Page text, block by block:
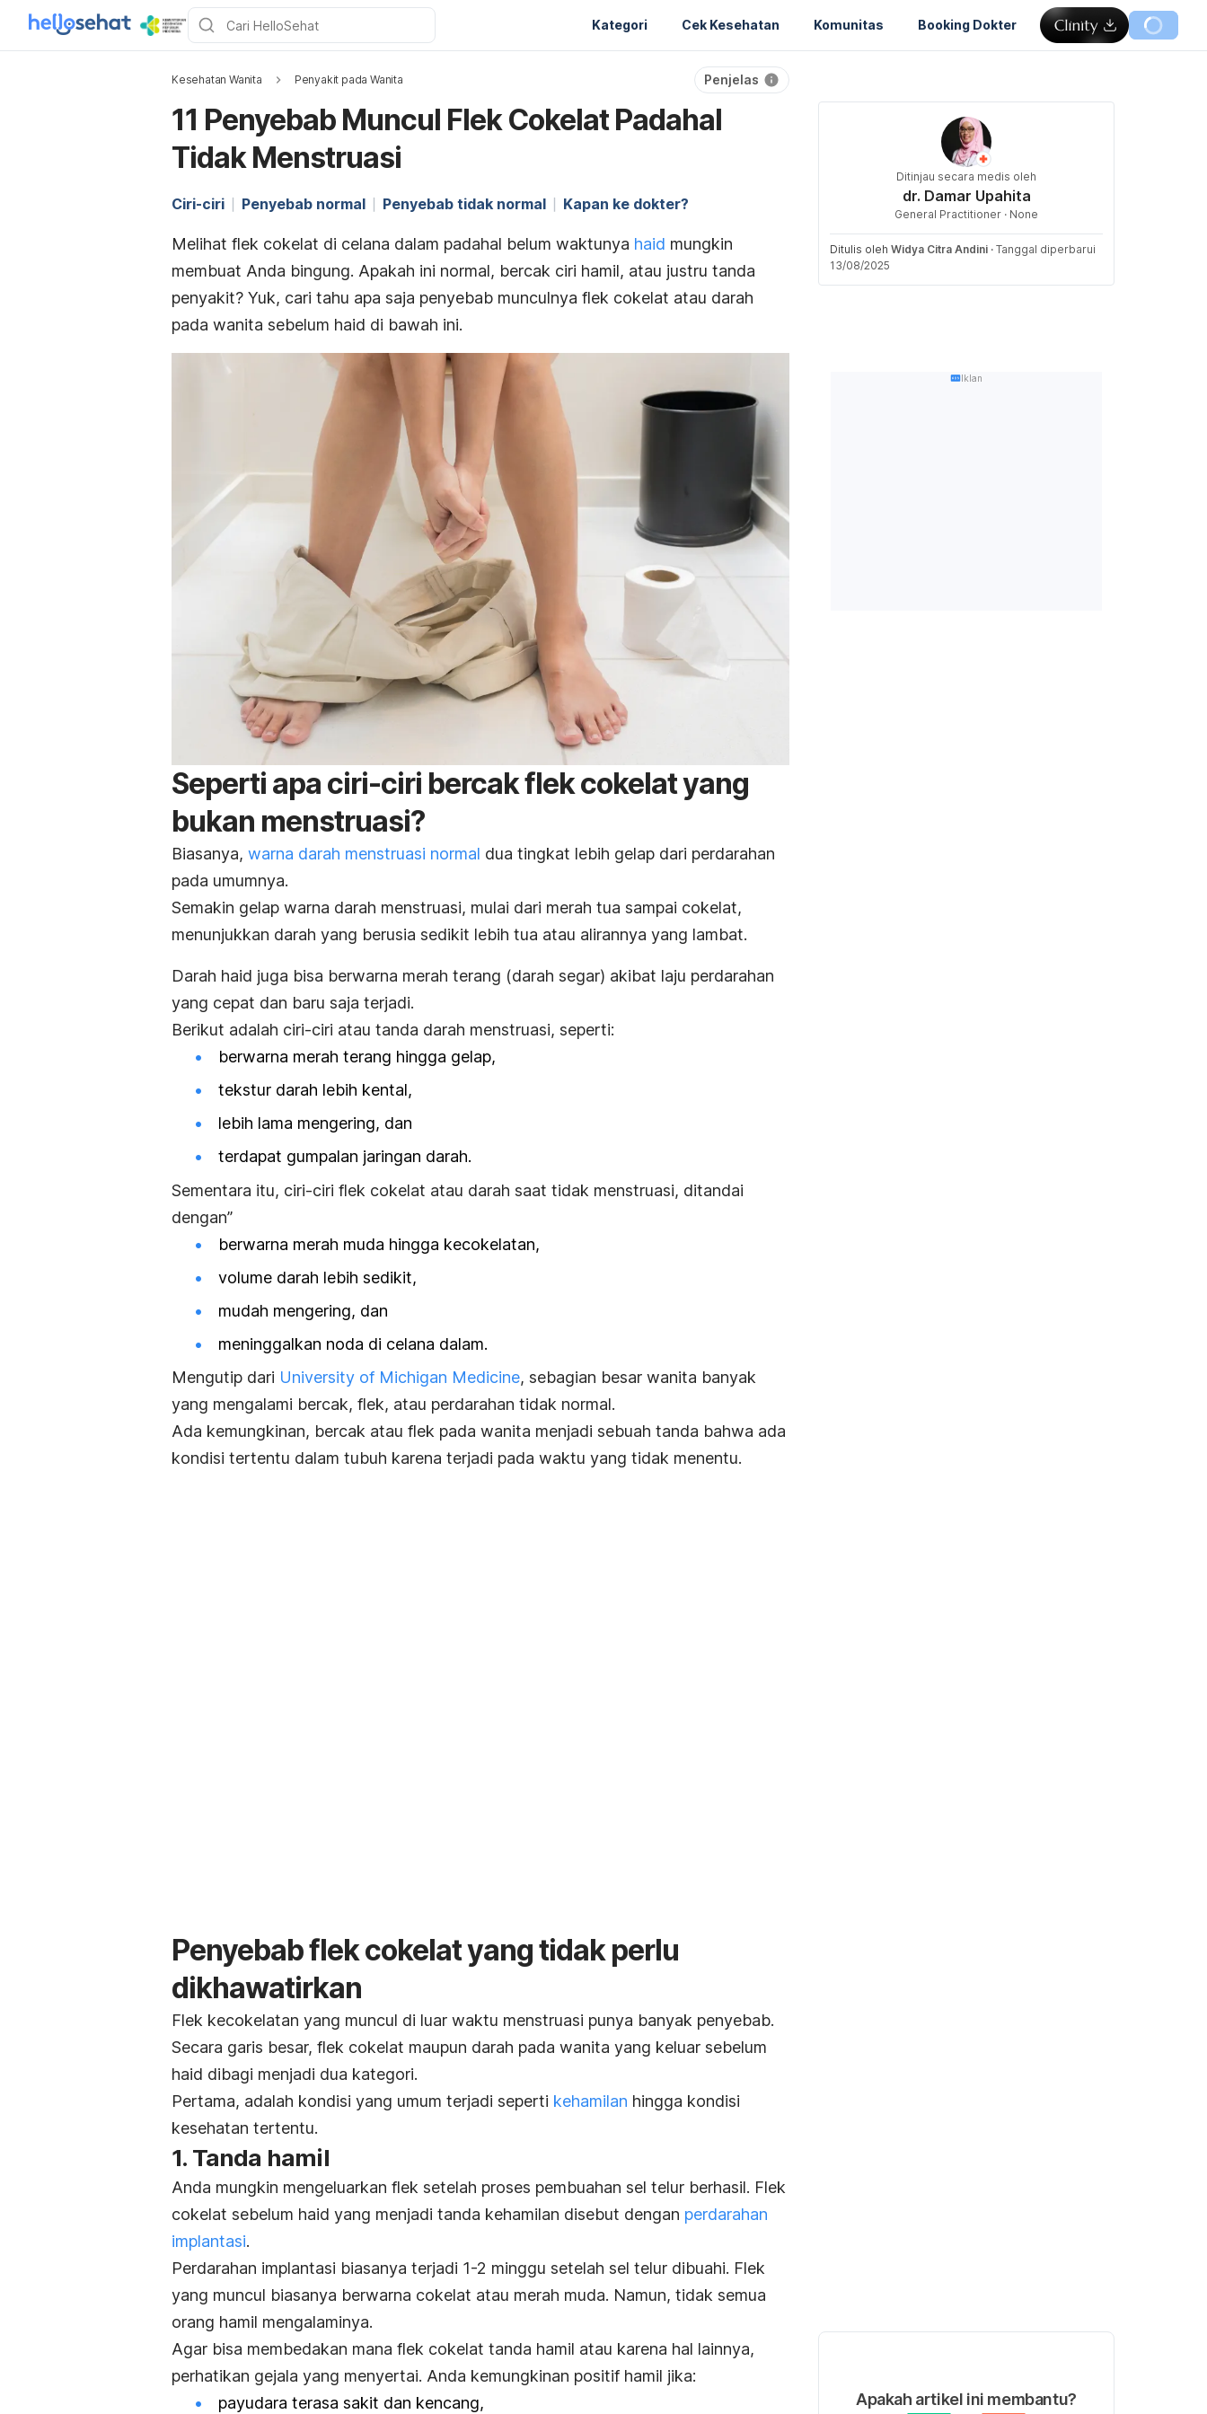
Kategori Cek Kesehatan Komunitas Booking Dokter
Kesehatan Wanita Penyakit pada Wanita Penjelas
11 Penyebab Muncul Flek Cokelat Padahal
Tidak Menstruasi
Ciri-ciri Penyebab normal Penyebab tidak normal Kapan ke dokter?
Melihat flek cokelat di celana dalam padahal belum waktunya haid mungkin
membuat Anda bingung. Apakah ini normal, bercak ciri hamil, atau justru tanda
penyakit? Yuk, cari tahu apa saja penyebab munculnya flek cokelat atau darah
pada wanita sebelum haid di bawah ini.
Seperti apa ciri-ciri bercak flek cokelat yang
bukan menstruasi?
Biasanya, warna darah menstruasi normal dua tingkat lebih gelap dari perdarahan
pada umumnya.
Semakin gelap warna darah menstruasi, mulai dari merah tua sampai cokelat,
menunjukkan darah yang berusia sedikit lebih tua atau alirannya yang lambat.
Darah haid juga bisa berwarna merah terang (darah segar) akibat laju perdarahan
yang cepat dan baru saja terjadi.
Berikut adalah ciri-ciri atau tanda darah menstruasi, seperti:
berwarna merah terang hingga gelap,
tekstur darah lebih kental,
lebih lama mengering, dan
terdapat gumpalan jaringan darah.
Sementara itu, ciri-ciri flek cokelat atau darah saat tidak menstruasi, ditandai
dengan”
berwarna merah muda hingga kecokelatan,
volume darah lebih sedikit,
mudah mengering, dan
meninggalkan noda di celana dalam.
Mengutip dari University of Michigan Medicine, sebagian besar wanita banyak
yang mengalami bercak, flek, atau perdarahan tidak normal.
Ada kemungkinan, bercak atau flek pada wanita menjadi sebuah tanda bahwa ada
kondisi tertentu dalam tubuh karena terjadi pada waktu yang tidak menentu.
Penyebab flek cokelat yang tidak perlu
dikhawatirkan
Flek kecokelatan yang muncul di luar waktu menstruasi punya banyak penyebab.
Secara garis besar, flek cokelat maupun darah pada wanita yang keluar sebelum
haid dibagi menjadi dua kategori.
Pertama, adalah kondisi yang umum terjadi seperti kehamilan hingga kondisi
kesehatan tertentu.
1. Tanda hamil
Anda mungkin mengeluarkan flek setelah proses pembuahan sel telur berhasil. Flek
cokelat sebelum haid yang menjadi tanda kehamilan disebut dengan perdarahan
implantasi.
Perdarahan implantasi biasanya terjadi 1-2 minggu setelah sel telur dibuahi. Flek
yang muncul biasanya berwarna cokelat atau merah muda. Namun, tidak semua
orang hamil mengalaminya.
Agar bisa membedakan mana flek cokelat tanda hamil atau karena hal lainnya,
perhatikan gejala yang menyertai. Anda kemungkinan positif hamil jika:
payudara terasa sakit dan kencang,
Ditinjau secara medis oleh
dr. Damar Upahita
General Practitioner · None
Ditulis oleh Widya Citra Andini · Tanggal diperbarui
13/08/2025
Iklan
Apakah artikel ini membantu?